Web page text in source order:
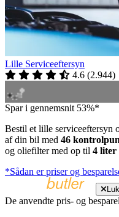
Lille Serviceeftersyn
4.6 (2.944)
Spar i gennemsnit 53%*
Bestil et lille serviceeftersyn
af din bil med 46
og oliefilter med op til 4 liter
*Sådan er priser og
Luk
De anvendte pris- og